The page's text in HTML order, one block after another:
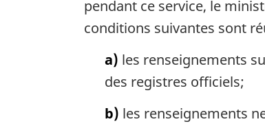
e
m
a
pendant ce service, le
conditions suivantes sont
a) les renseignements
des registres officiels;
b) les renseignements